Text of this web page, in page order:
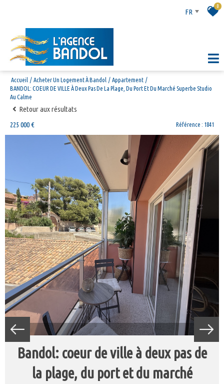
FR
0
Accueil Acheter Un Logement À Bandol
Appartement
BANDOL: COEUR DE VILLE À Deux Pas De La Plage, Du Port Et Du Marché Superbe Studio
Au Calme
Retour aux résultats
225 000 €
Référence : 1841
bandol: coeur de ville à deux pas de
la plage, du port et du marché